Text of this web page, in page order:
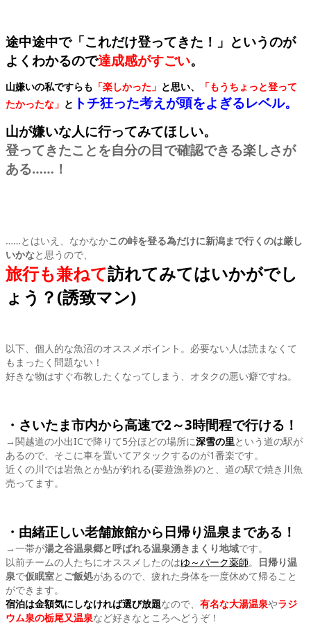
途中途中で「これだけ登ってきた！」というのが
よくわかるので達成感がすごい。
山嫌いの私ですらも 「楽しかった」 と思い、
「もうちょっと登って
たかったな」 と トチ狂った考えが頭をよぎるレベル。
山が嫌いな人に行ってみてほしい。
登ってきたことを自分の目で確認できる楽しさが
ある……！
……とはいえ、なかなかこの峠を登る為だけに新潟まで行くのは厳し
いかなと思うので、
旅行も兼ねて訪れてみてはいかがでし
ょう？(誘致マン)
以下、個人的な魚沼のオススメポイント。必要ない人は読まなくて
もまったく問題ない！
好きな物はすぐ布教したくなってしまう、オタクの悪い癖ですね。
・さいたま市内から高速で2～3時間程で行ける！
→関越道の小出ICで降りて5分ほどの場所に深雪の里という道の駅が
あるので、そこに車を置いてアタックするのが1番楽です。
近くの川では岩魚とか鮎が釣れる(要遊漁券)のと、道の駅で焼き川魚
売ってます。
・由緒正しい老舗旅館から日帰り温泉まである！
→一帯が湯之谷温泉郷と呼ばれる温泉湧きまくり地域です。
以前チームの人たちにオススメしたのはゆ～パーク薬師。
日帰り温
泉で仮眠室と ご飯処があるので、疲れた身体を一度休めて帰ること
ができます。
宿泊は金額気にしなければ選び放題なので、 有名な大湯温泉やラジ
ウム泉の栃尾又温泉など好きなところへどうぞ！